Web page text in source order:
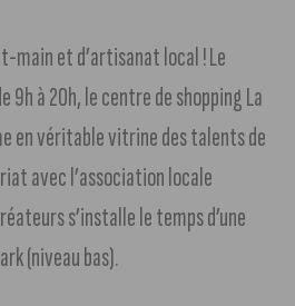
main et d’artisanat local ! Le
9h à 20h, le centre de shopping La
en véritable vitrine des talents de
avec l’association locale
s’installe le temps d’une
(niveau bas).